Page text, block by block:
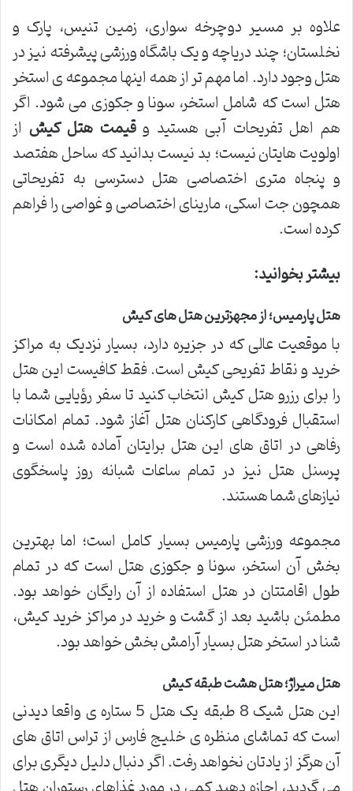
علاوه بر مسیر دوچرخه سواری، زمین تنیس، پارک و
نخلستان؛ چند دریاچه و یک باشگاه ورزشی پیشرفته نیز در
هتل وجود دارد. اما مهم تر از همه اینها مجموعه ی استخر
هتل است که شامل استخر، سونا و جکوزی می شود. اگر
هم اهل تفریحات آبی هستید وقیمت هتل کیش از
اولویت هایتان نیست؛ بد نیست بدانید که ساحل هفتصد
و پنجاه متری اختصاصی هتل دسترسی به تفریحاتی
همچون جت اسکی، مارینای اختصاصی و غواصی را فراهم
کرده است.
بیشتر بخوانید:
هتل پارمیس؛ از مجهزترین هتل های کیش
با موقعیت عالی که در جزیره دارد، بسیار نزدیک به مراکز
خرید و نقاط تفریحی کیش است. فقط کافیست این هتل
را برای رزرو هتل کیش انتخاب کنید تا سفر رؤیایی شما با
استقبال فرودگاهی کارکنان هتل آغاز شود. تمام امکانات
رفاهی در اتاق های این هتل برایتان آماده شده است و
پرسنل هتل نیز در تمام ساعات شبانه روز پاسخگوی
نیازهای شما هستند.
مجموعه ورزشی پارمیس بسیار کامل است؛ اما بهترین
بخش آن استخر، سونا و جکوزی هتل است که در تمام
طول اقامتتان در هتل استفاده از آن رایگان خواهد بود.
مطمئن باشید بعد از گشت و خرید در مراکز خرید کیش،
شنا در استخر هتل بسیار آرامش بخش خواهد بود.
هتل میراژ؛ هتل هشت طبقه کیش
این هتل شیک 8 طبقه یک هتل 5 ستاره ی واقعا دیدنی
است که تماشای منظره ی خلیج فارس از تراس اتاق های
آن هرگز از یادتان نخواهد رفت. اگر دنبال دلیل دیگری برای